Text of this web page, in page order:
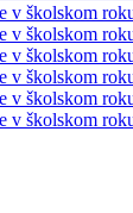
v školskom
v školskom
v školskom
v školskom
v školskom
v školskom